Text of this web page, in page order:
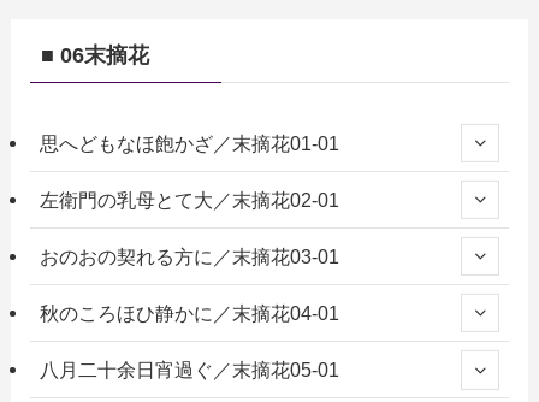
■ 06末摘花
思へどもなほ飽かざ／末摘花01-01
左衛門の乳母とて大／末摘花02-01
おのおの契れる方に／末摘花03-01
秋のころほひ静かに／末摘花04-01
八月二十余日宵過ぐ／末摘花05-01